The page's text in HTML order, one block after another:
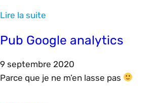
êtes vous ? Je suis ChatGPT, une
technologie de traitement du langage
qui me permet de comprendre…
Lire la suite
Pub Google analytics
9 septembre 2020
Parce que je ne m’en lasse pas